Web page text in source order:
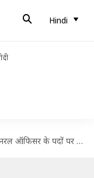
Hindi
पर निकली भर्ती, यहां से जल्द करें आवेदन